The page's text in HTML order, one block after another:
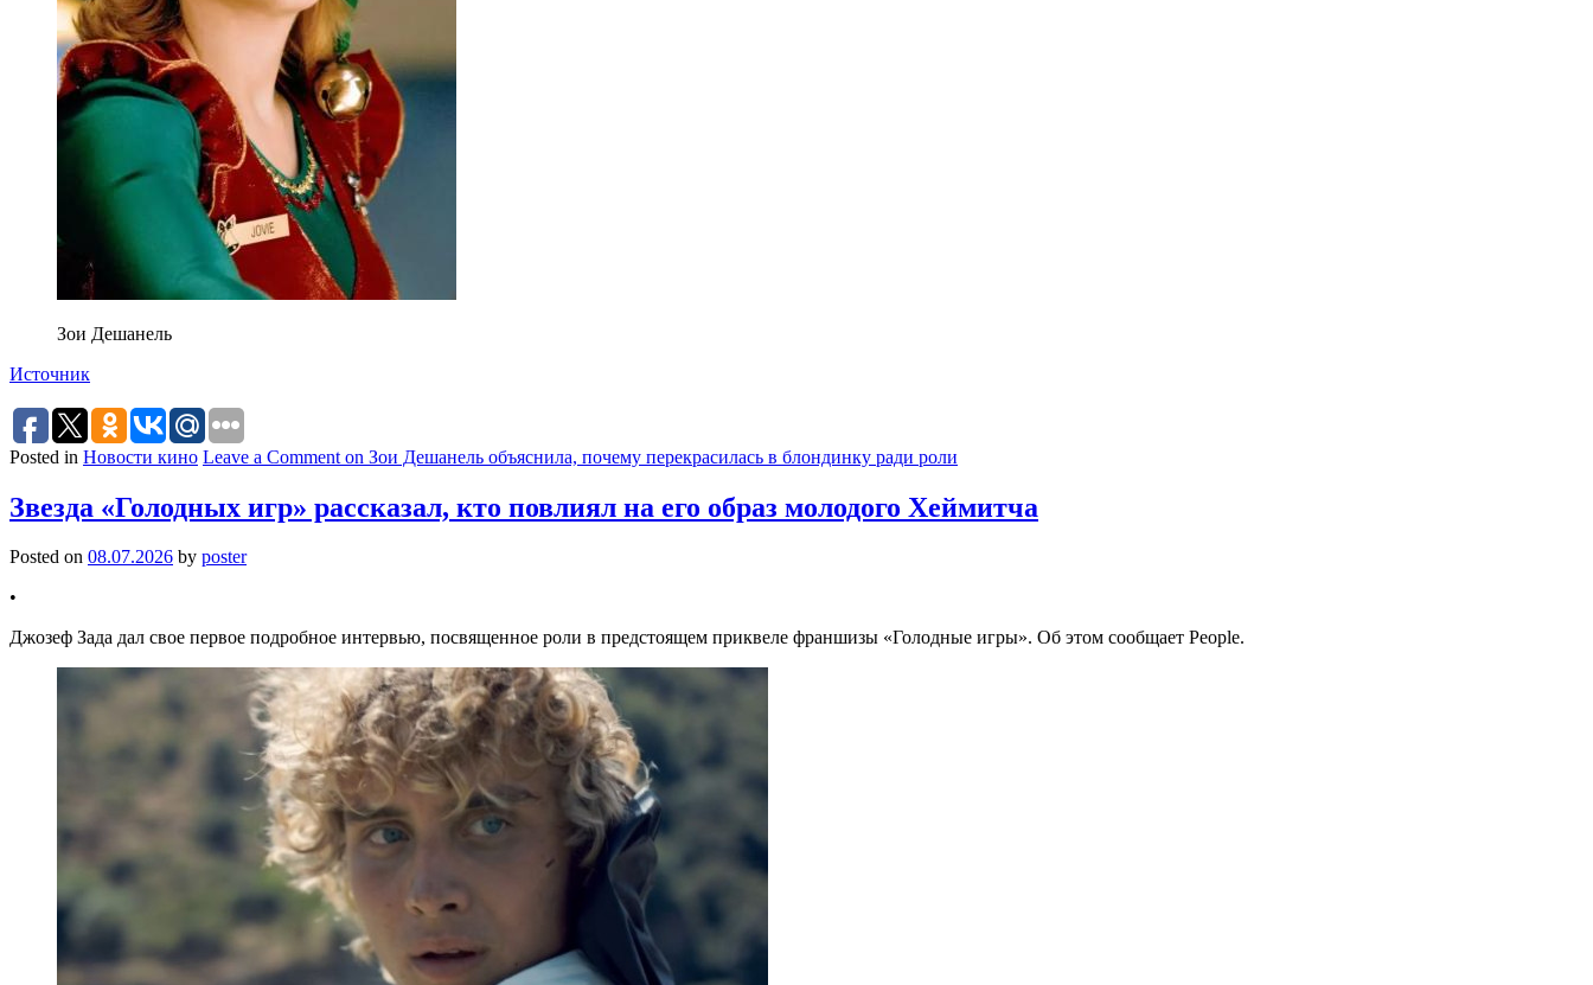
Зои Дешанель
Источник
Posted in Новости кино Leave a Comment on Зои Дешанель объяснила, почему перекрасилась в блондинку ради роли
Звезда «Голодных игр» рассказал, кто повлиял на его образ молодого Хеймитча
Posted on 08.07.2026 by poster
•
Джозеф Зада дал свое первое подробное интервью, посвященное роли в предстоящем приквеле франшизы «Голодные игры». Об этом сообщает People.